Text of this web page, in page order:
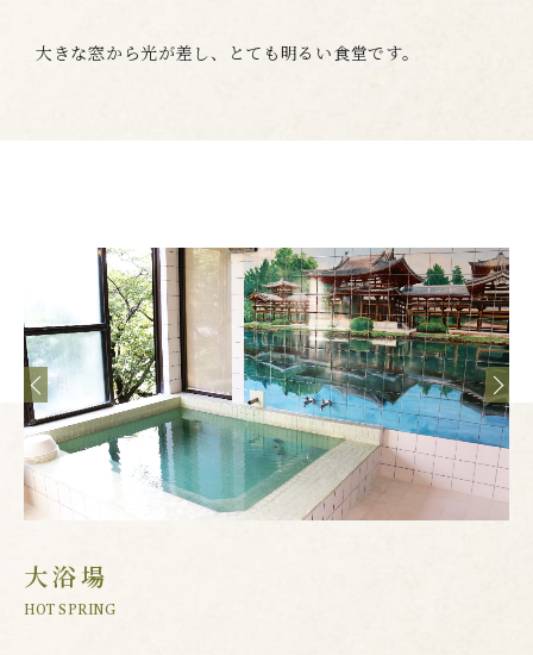
大きな窓から光が差し、とても明るい食堂です。
大浴場
HOT SPRING